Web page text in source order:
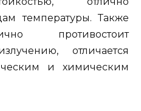
температуры. Также
противостоит
отличается
и химическим